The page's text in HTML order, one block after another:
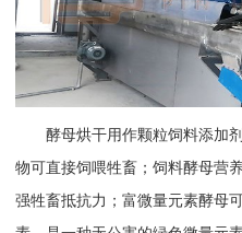
酵母烘干用作颗粒饲料添加剂
物可直接饲喂牲畜；饲料酵母营
强牲畜抵抗力；富微量元素酵母